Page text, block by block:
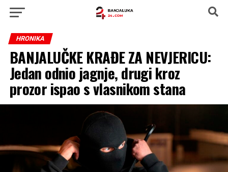
HRONIKA
BANJALUČKE KRAĐE ZA NEVJERICU:
Jedan odnio jagnje, drugi kroz
prozor ispao s vlasnikom stana